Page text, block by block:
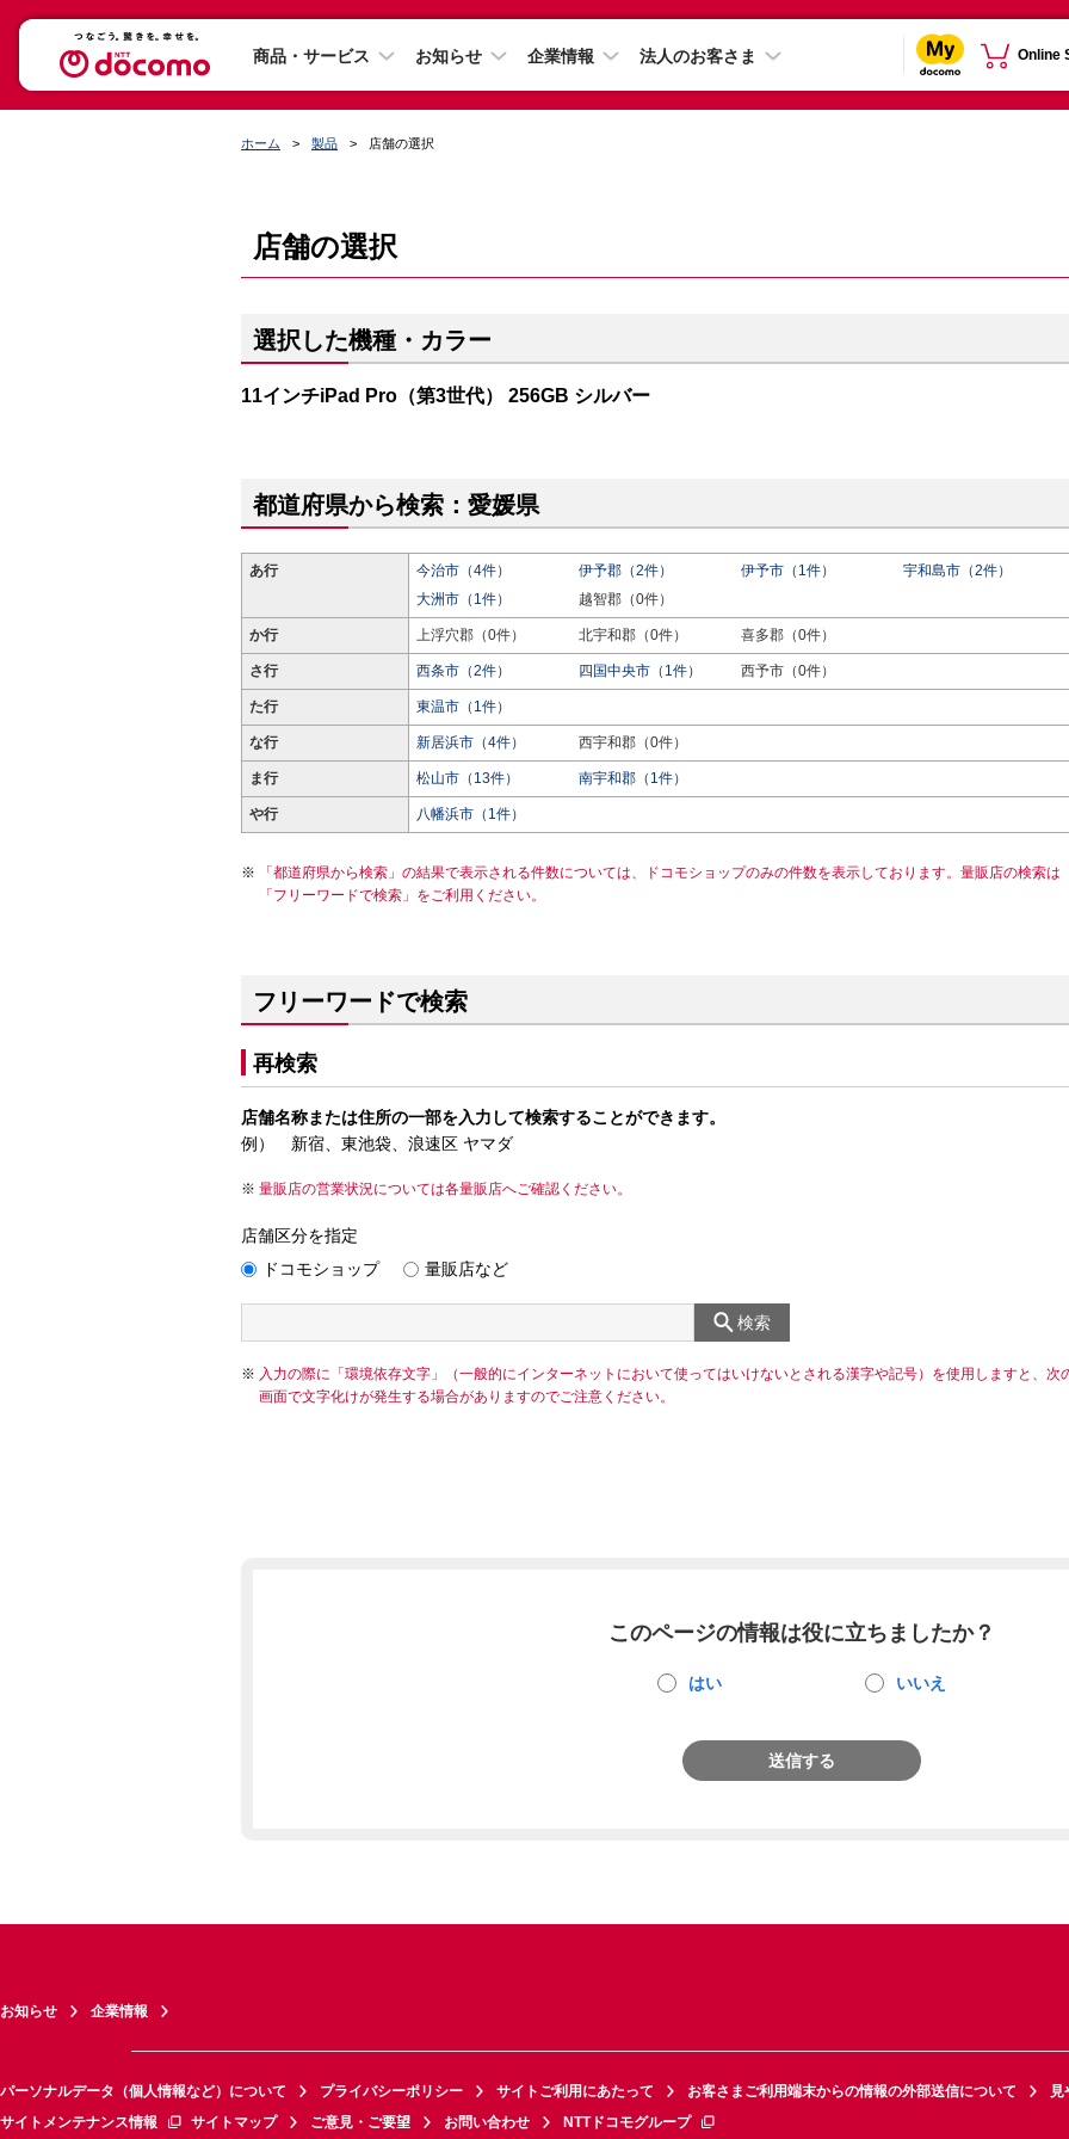
商品・サービス お知らせ 企業情報 法人のお客さま Online
ホーム 製品 店舗の選択
店舗の選択
選択した機種・カラー
11インチiPad Pro（第3世代） 256GB シルバー
都道府県から検索：愛媛県
あ行 今治市（4件） 伊予郡（2件） 伊予市（1件）
宇和島市（2件）
大洲市（1件）
越智郡（0件）
か行 上浮穴郡（0件） 北宇和郡（0件） 喜多郡（0件）
さ行 西条市（2件） 四国中央市（1件） 西予市（0件）
た行 東温市（1件）
な行 新居浜市（4件） 西宇和郡（0件）
ま行 松山市（13件） 南宇和郡（1件）
や行 八幡浜市（1件）
「都道府県から検索」の結果で表示される件数については、ドコモショップのみの件数を表示しております。量販店の検索は
「フリーワードで検索」をご利用ください。
フリーワードで検索
再検索
店舗名称または住所の一部を入力して検索することができます。
例） 新宿、東池袋、浪速区 ヤマダ
量販店の営業状況については各量販店へご確認ください。
店舗区分を指定
ドコモショップ
量販店など
検索
入力の際に「環境依存文字」（一般的にインターネットにおいて使ってはいけないとされる漢字や記号）を使用しますと、次
画面で文字化けが発生する場合がありますのでご注意ください。
このページの情報は役に立ちましたか？
はい いいえ
送信する
お知らせ 企業情報
パーソナルデータ（個人情報など）について プライバシーポリシー サイトご利用にあたって お客さまご利用端末からの情報の外部送信について
見
サイトメンテナンス情報
サイトマップ ご意見・ご要望 お問い合わせ NTTドコモグループ